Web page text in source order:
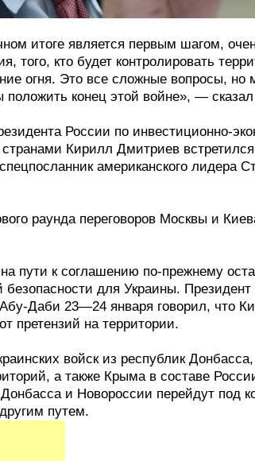
итоге является первым шагом,
того, кто будет контролировать
огня. Это все сложные вопросы,
конец этой войне», — сказал
России по инвестиционно-
Кирилл Дмитриев
американского лидера
раунда переговоров Москвы и
пути к соглашению по-прежнему
безопасности для Украины.
Даби 23—24 января говорил, что
претензий на территории.
войск из республик
а также Крыма в составе
и Новороссии перейдут под
путем.